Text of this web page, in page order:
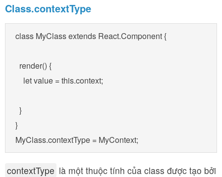
Class.contextType
class MyClass extends React.Component {
  render() {
    let value = this.context;
  }
}
MyClass.contextType = MyContext;
contextType là một thuộc tính của class được tạo bởi